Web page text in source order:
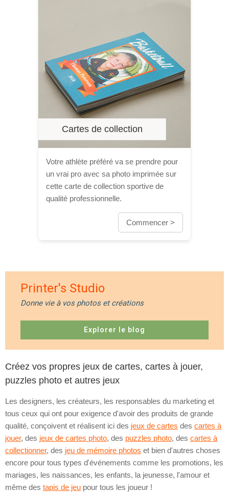
Cartes de collection
Votre athlète préféré va se prendre pour
un vrai pro avec sa photo imprimée sur
cette carte de collection sportive de
qualité professionnelle.
Commencer >
Printer's Studio
Donne vie à vos photos et créations
Explorer le blog
Créez vos propres jeux de cartes, cartes à jouer,
puzzles photo et autres jeux
Les designers, les créateurs, les responsables du marketing et
tous ceux qui ont pour exigence d'avoir des produits de grande
qualité, conçoivent et réalisent ici des jeux de cartes des cartes à
jouer, des jeux de cartes photo, des puzzles photo, des cartes à
collectionner, des jeu de mémoire photos et bien d'autres choses
encore pour tous types d'événements comme les promotions, les
mariages, les naissances, les enfants, la jeunesse, l'amour et
même des tapis de jeu pour tous les joueur !